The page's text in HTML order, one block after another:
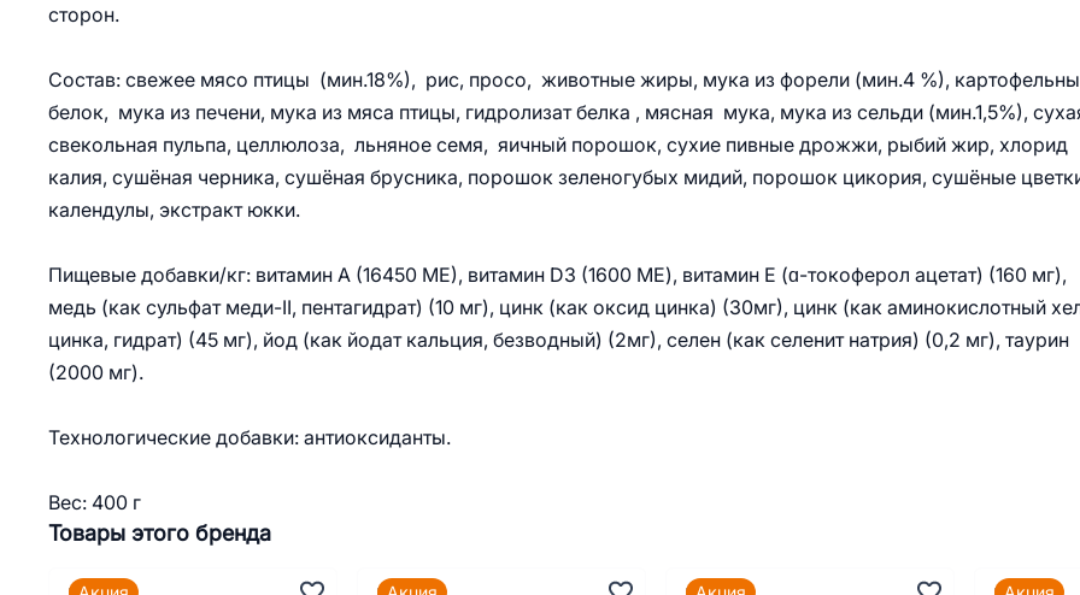
сторон.
Состав: свежее мясо птицы (мин.18%), рис, просо, животные жиры, мука из форели (мин.4 %),
белок, мука из печени, мука из мяса птицы, гидролизат белка , мясная мука, мука из сельди (мин.1,5%),
свекольная пульпа, целлюлоза, льняное семя, яичный порошок, сухие пивные дрожжи, рыбий жир, хлорид
калия, сушёная черника, сушёная брусника, порошок зеленогубых мидий, порошок цикория, сушёные
календулы, экстракт юкки.
Пищевые добавки/кг: витамин А (16450 МЕ), витамин D3 (1600 МЕ), витамин Е (ɑ-токоферол ацетат) (160 мг),
медь (как сульфат меди-II, пентагидрат) (10 мг), цинк (как оксид цинка) (30мг), цинк (как аминокислотный
цинка, гидрат) (45 мг), йод (как йодат кальция, безводный) (2мг), селен (как селенит натрия) (0,2 мг), таурин
(2000 мг).
Технологические добавки: антиоксиданты.
Вес: 400 г
Товары этого бренда